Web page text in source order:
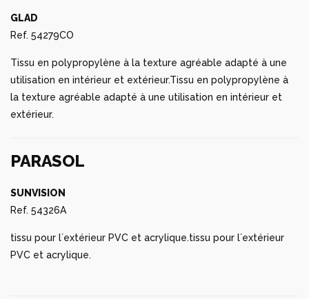
GLAD
Ref. 54279CO
Tissu en polypropylène à la texture agréable adapté à une
utilisation en intérieur et extérieur.Tissu en polypropylène à
la texture agréable adapté à une utilisation en intérieur et
extérieur.
PARASOL
SUNVISION
Ref. 54326A
tissu pour l´extérieur PVC et acrylique.tissu pour l´extérieur
PVC et acrylique.